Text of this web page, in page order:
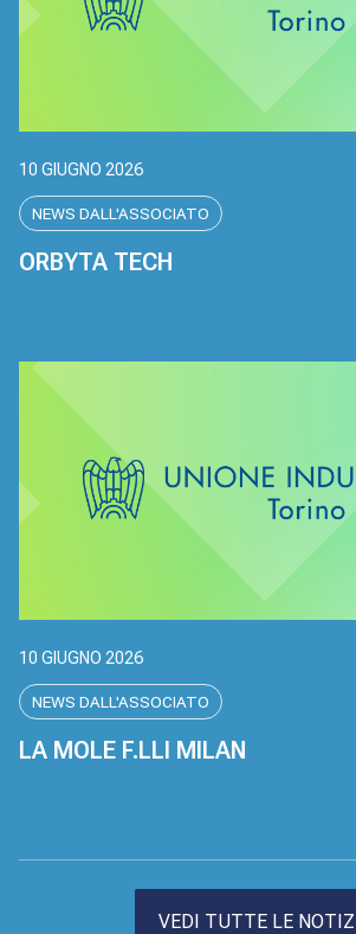
10 GIUGNO 2026
NEWS DALL'ASSOCIATO
ORBYTA TECH
10 GIUGNO 2026
NEWS DALL'ASSOCIATO
LA MOLE F.LLI MILAN
VEDI TUTTE LE